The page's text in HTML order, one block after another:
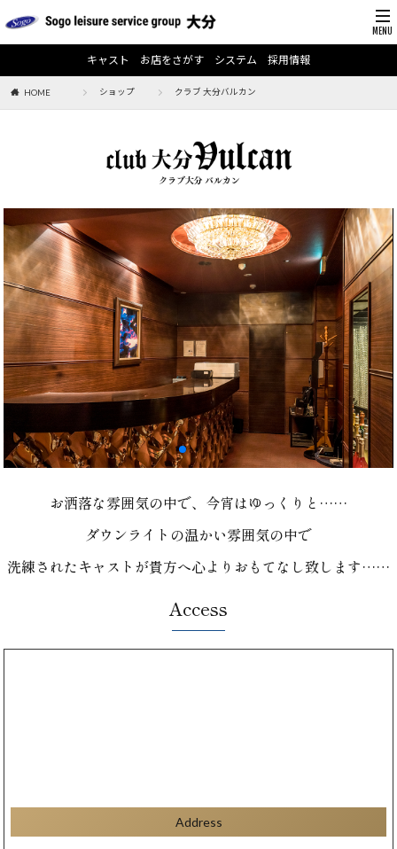
キャスト お店をさがす システム 採用情報
HOME ショップ クラブ 大分バルカン
お洒落な雰囲気の中で、今宵はゆっくりと……
ダウンライトの温かい雰囲気の中で
洗練されたキャストが貴方へ心よりおもてなし致します……
Access
Address